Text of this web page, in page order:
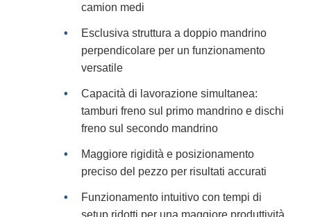
camion medi
Esclusiva struttura a doppio mandrino
perpendicolare per un funzionamento
versatile
Capacità di lavorazione simultanea:
tamburi freno sul primo mandrino e dischi
freno sul secondo mandrino
Maggiore rigidità e posizionamento
preciso del pezzo per risultati accurati
Funzionamento intuitivo con tempi di
setup ridotti per una maggiore produttività